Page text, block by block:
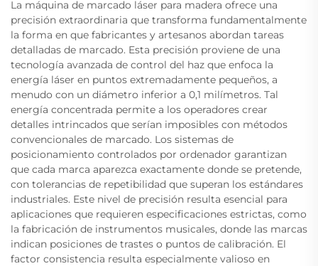
La máquina de marcado láser para madera ofrece una
precisión extraordinaria que transforma fundamentalmente
la forma en que fabricantes y artesanos abordan tareas
detalladas de marcado. Esta precisión proviene de una
tecnología avanzada de control del haz que enfoca la
energía láser en puntos extremadamente pequeños, a
menudo con un diámetro inferior a 0,1 milímetros. Tal
energía concentrada permite a los operadores crear
detalles intrincados que serían imposibles con métodos
convencionales de marcado. Los sistemas de
posicionamiento controlados por ordenador garantizan
que cada marca aparezca exactamente donde se pretende,
con tolerancias de repetibilidad que superan los estándares
industriales. Este nivel de precisión resulta esencial para
aplicaciones que requieren especificaciones estrictas, como
la fabricación de instrumentos musicales, donde las marcas
indican posiciones de trastes o puntos de calibración. El
factor consistencia resulta especialmente valioso en